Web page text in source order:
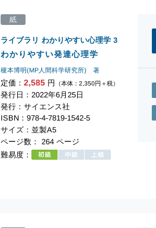
わかりやすい発達心理学
ライブラリ わかりやすい心理学 3
榎本博明(MP人間科学研究所) 著
定価：2,585 円 （本体：2,350円＋税）
紙
発行日：2022年6月25日
発行：サイエンス社
ISBN：978-4-7819-1542-5
サイズ：並製A5
ページ数： 264 ページ
難易度：